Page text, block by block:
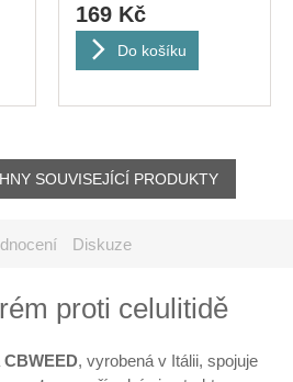
169 Kč
Do košíku
SOUVISEJÍCÍ PRODUKTY
Diskuze
proti celulitidě
CBWEED, vyrobená v Itálii, spojuje